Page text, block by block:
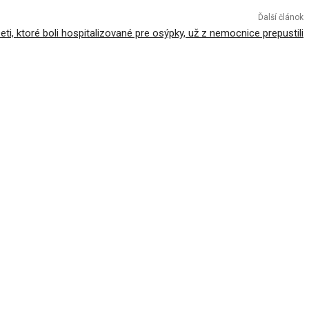
Ďalší článok
ktoré boli hospitalizované pre osýpky, už z nemocnice prepustili